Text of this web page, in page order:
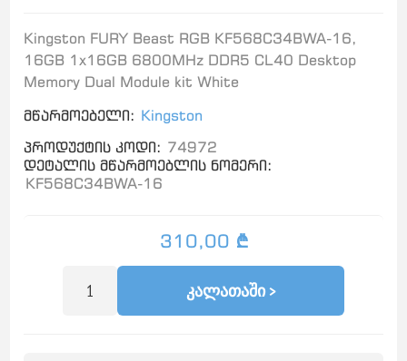
Kingston FURY Beast RGB KF568C34BWA-16,
16GB 1x16GB 6800MHz DDR5 CL40 Desktop
Memory Dual Module kit White
მწარმოებელი: Kingston
პროდუქტის კოდი: 74972
დეტალის მწარმოებლის ნომერი:
KF568C34BWA-16
310,00 ₾
ᲙᲐᲚᲐᲗᲐᲨᲘ >